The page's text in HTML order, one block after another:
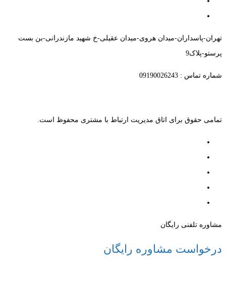
تهران-پاسداران-میدان هروی-میدان عقیلی-خ شهید مازندرانی-بن بست
پرستو-پلاک9
شماره تماس : 09190026243
تمامی حقوق برای اتاق مدیریت ارتباط با مشتری محفوظ است.
مشاوره تلفنی رایگان
درخواست مشاوره رایگان